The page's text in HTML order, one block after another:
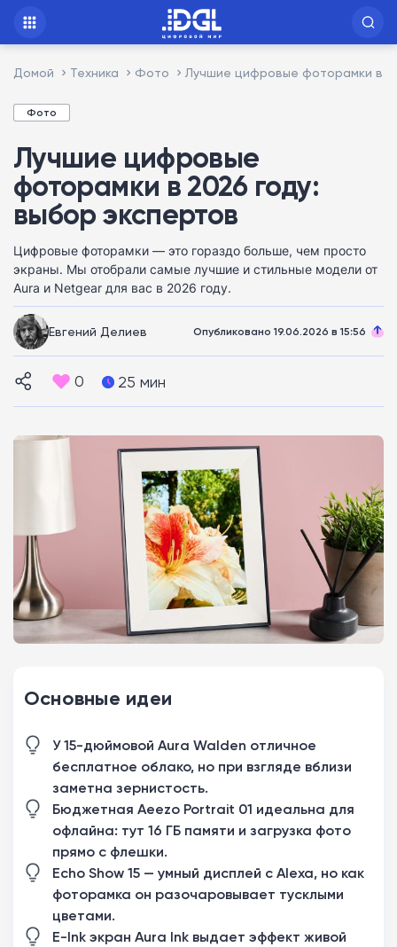
Домой Техника Фото Лучшие цифровые фоторамки в
Фото
Лучшие цифровые
фоторамки в 2026 году:
выбор экспертов
Цифровые фоторамки — это гораздо больше, чем просто
экраны. Мы отобрали самые лучшие и стильные модели от
Aura и Netgear для вас в 2026 году.
Евгений Делиев Опубликовано 19.06.2026 в 15:56
0 25 мин
Основные идеи
У 15-дюймовой Aura Walden отличное
бесплатное облако, но при взгляде вблизи
заметна зернистость.
Бюджетная Aeezo Portrait 01 идеальна для
офлайна: тут 16 ГБ памяти и загрузка фото
прямо с флешки.
Echo Show 15 — умный дисплей с Alexa, но как
фоторамка он разочаровывает тусклыми
цветами.
E-Ink экран Aura Ink выдает эффект живой